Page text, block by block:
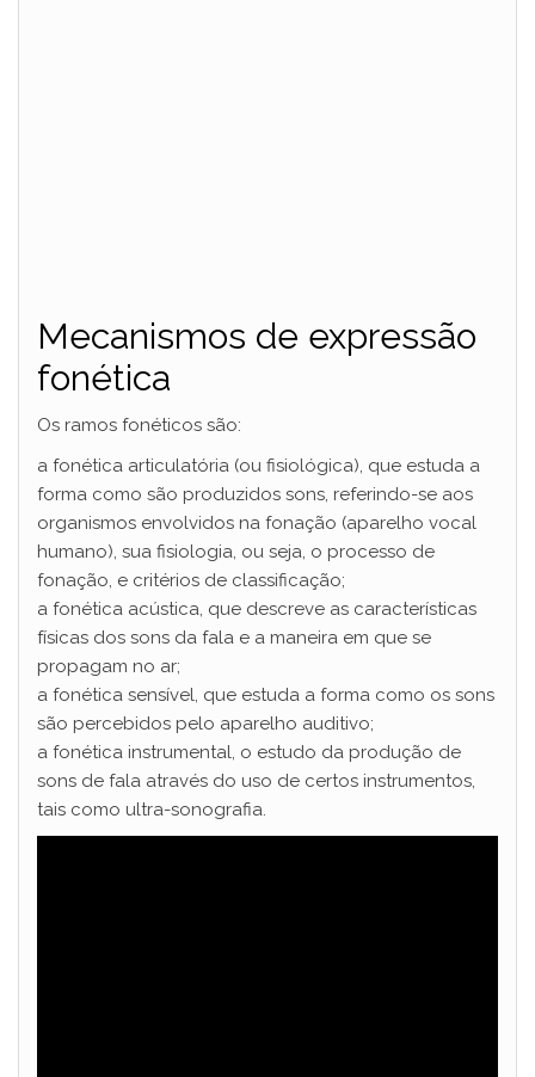
Mecanismos de expressão
fonética
Os ramos fonéticos são:
a fonética articulatória (ou fisiológica), que estuda a
forma como são produzidos sons, referindo-se aos
organismos envolvidos na fonação (aparelho vocal
humano), sua fisiologia, ou seja, o processo de
fonação, e critérios de classificação;
a fonética acústica, que descreve as características
físicas dos sons da fala e a maneira em que se
propagam no ar;
a fonética sensível, que estuda a forma como os sons
são percebidos pelo aparelho auditivo;
a fonética instrumental, o estudo da produção de
sons de fala através do uso de certos instrumentos,
tais como ultra-sonografia.